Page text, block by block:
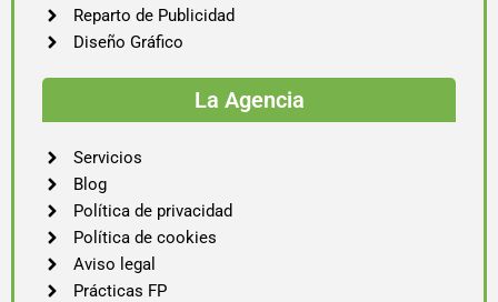
Reparto de Publicidad
Diseño Gráfico
La Agencia
Servicios
Blog
Política de privacidad
Política de cookies
Aviso legal
Prácticas FP